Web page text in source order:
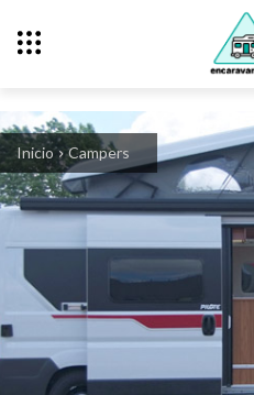
Inicio Campers